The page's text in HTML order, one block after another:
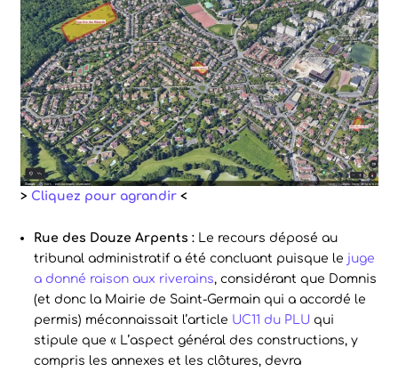
> Cliquez pour agrandir<
Rue des Douze Arpents : Le recours déposé au
tribunal administratif a été concluant puisque le juge
a donné raison aux riverains, considérant que Domnis
(et donc la Mairie de Saint-Germain qui a accordé le
permis) méconnaissait l’article UC11 du PLU qui
stipule que « L’aspect général des constructions, y
compris les annexes et les clôtures, devra